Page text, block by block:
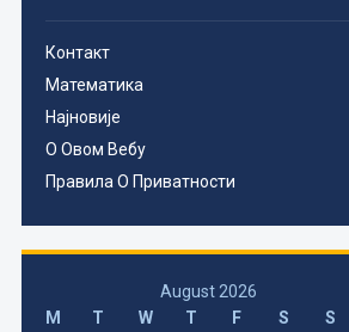
Контакт
Математика
Најновије
О Овом Вебу
Правила О Приватности
August 2026
M
T W T F S
S